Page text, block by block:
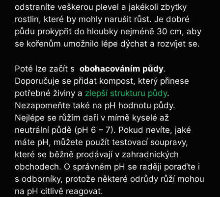
odstraníte ⁤veškerou⁣ plevel a jakékoli ‌zbytky
‌rostlin, které by mohly narušit růst. Je dobré​
půdu prokypřit do hloubky⁢ nejméně⁤ 30 cm, aby
se kořenům umožnilo ‍lépe dýchat a rozvíjet se.
Poté lze začít⁣ s ⁤ obohacováním‌ půdy.
‍Doporučuje‌ se přidat kompost,​ který přinese ​
potřebné živiny a zlepší strukturu půdy.
Nezapomeňte ⁢také na pH hodnotu půdy.
Nejlépe se růžím ⁣daří v mírně kyselé⁣ až
neutrální půdě‍ (pH 6 – 7). ​Pokud nevíte, jaké
máte pH, můžete‍ použít testovací‌ soupravy,
které se běžně prodávají‍ v zahradnických
obchodech. O správném ⁤pH se raději ​poraďte i
s odborníky, protože některé odrůdy růží mohou⁤
na pH citlivě reagovat.